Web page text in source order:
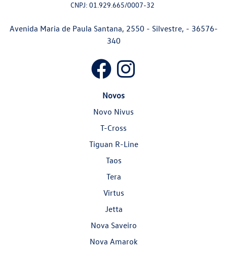
CNPJ: 01.929.665/0007-32
Avenida Maria de Paula Santana, 2550 - Silvestre, - 36576-
340
Novos
Novo Nivus
T-Cross
Tiguan R-Line
Taos
Tera
Virtus
Jetta
Nova Saveiro
Nova Amarok